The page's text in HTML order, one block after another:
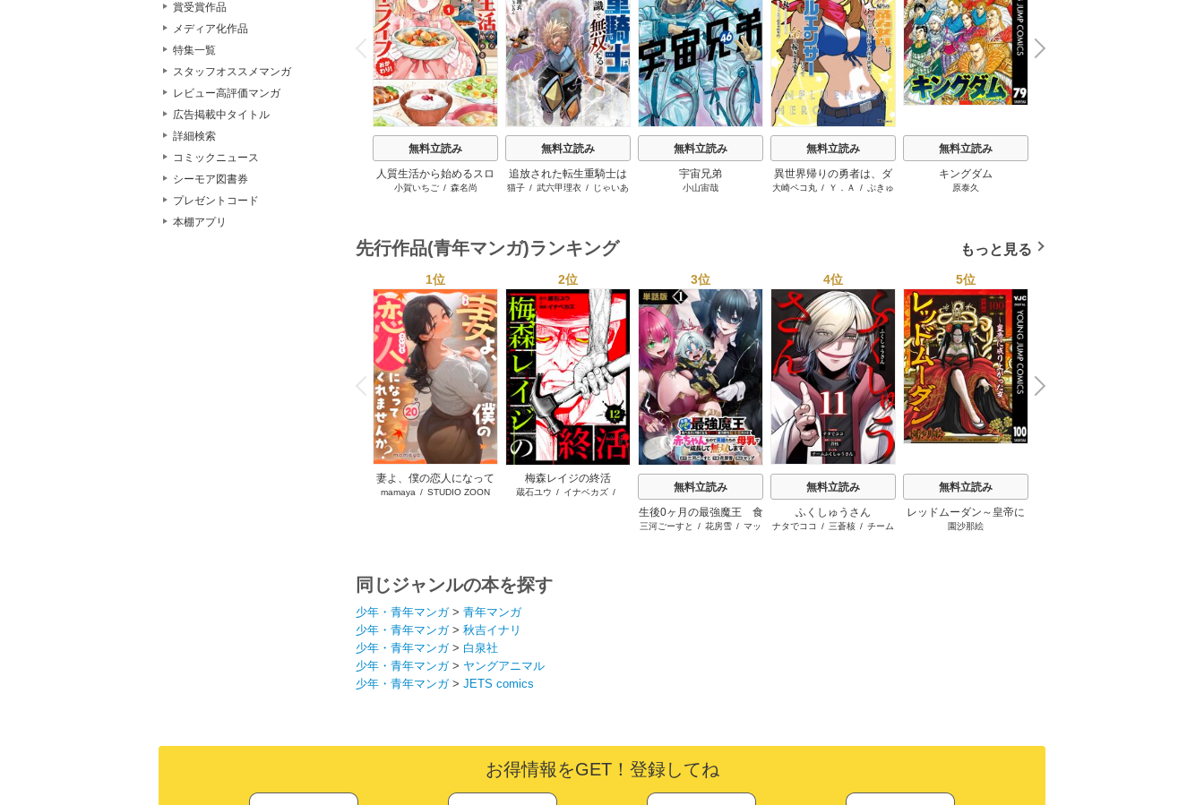
賞受賞作品
メディア化作品
特集一覧
スタッフオススメマンガ
レビュー高評価マンガ
広告掲載中タイトル
詳細検索
コミックニュース
シーモア図書券
プレゼントコード
本棚アプリ
P
r
e
v
i
o
u
s
無料立読み
人質生活から始めるスロ
ーライフ
小賀いちご/ 森名尚
無料立読み
追放された転生重騎士は
ゲーム知識で無双する
猫子 / 武六甲理衣 /
じゃいあ
無料立読み
宇宙兄弟
小山宙哉
無料立読み
異世界帰りの勇者は、ダ
ンジョンが出現した現実
大崎ペコ丸 / Ｙ．Ａ /
ぷきゅ
無料立読み
キングダム
原泰久
N
e
x
t
先行作品(青年マンガ)ランキング もっと見る
P
r
e
v
i
o
u
s
1位
妻よ、僕の恋人になって
くれませんか？
mamaya / STUDIO ZOON
2位
梅森レイジの終活
蔵石ユウ / イナベカズ /
3位
無料立読み
生後0ヶ月の最強魔王 食
べるだけ強くなるチート
三河ごーすと / 花房雪 / マッ
4位
無料立読み
ふくしゅうさん
ナタでココ / 三蒼核 / チーム
5位
無料立読み
レッドムーダン～皇帝に
成り上がった女～
園沙那絵
N
e
x
t
同じジャンルの本を探す
少年・青年マンガ> 青年マンガ
少年・青年マンガ> 秋吉イナリ
少年・青年マンガ> 白泉社
少年・青年マンガ> ヤングアニマル
少年・青年マンガ> JETS comics
お得情報をGET！登録してね